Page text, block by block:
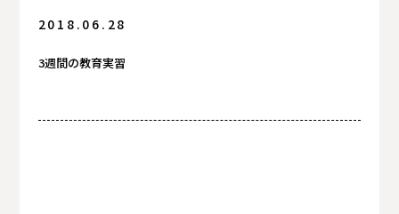
2018.06.28
3週間の教育実習